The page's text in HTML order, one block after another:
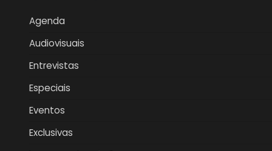
Agenda
Audiovisuais
Entrevistas
Especiais
Eventos
Exclusivas